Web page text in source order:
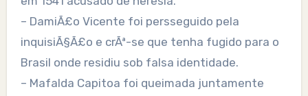
– DamiÃ£o Vicente foi persseguido pela
inquisiÃ§Ã£o e crÃª-se que tenha fugido para o
Brasil onde residiu sob falsa identidade.
– Mafalda Capitoa foi queimada juntamente